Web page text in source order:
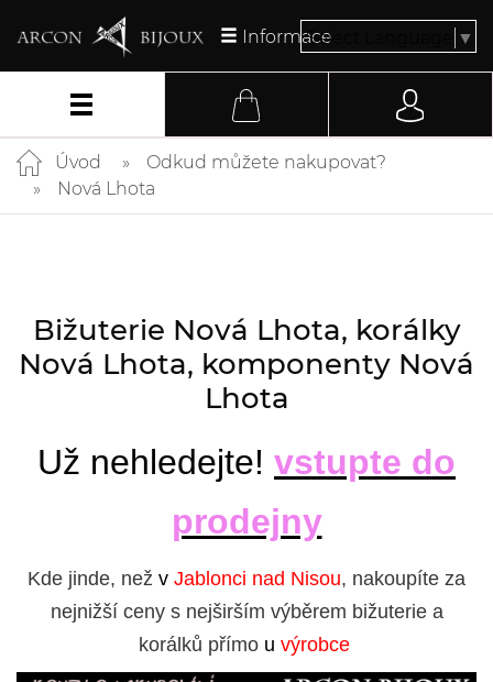
InformaceSelect Language ▼
Úvod
Odkud můžete nakupovat?
Nová Lhota
Bižuterie Nová Lhota, korálky
Nová Lhota, komponenty Nová
Lhota
Už nehledejte! vstupte do
prodejny
Kde jinde, než v Jablonci nad Nisou, nakoupíte za
nejnižší ceny s nejširším výběrem bižuterie a
korálků přímo u výrobce